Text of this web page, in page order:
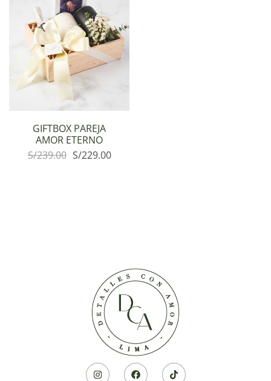
GIFTBOX PAREJA
AMOR ETERNO
S/239.00 S/229.00